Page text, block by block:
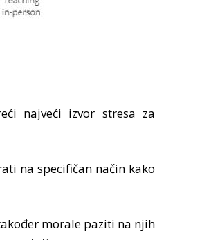
najveći izvor stresa za
na specifičan način kako
morale paziti na njih